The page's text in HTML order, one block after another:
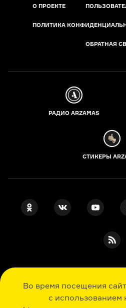
Во время посещения
с использованием
О ПРОЕКТЕ
ПОЛИТИКА
ОБРАТНАЯ
РАДИО ARZAMAS
СТИКЕРЫ